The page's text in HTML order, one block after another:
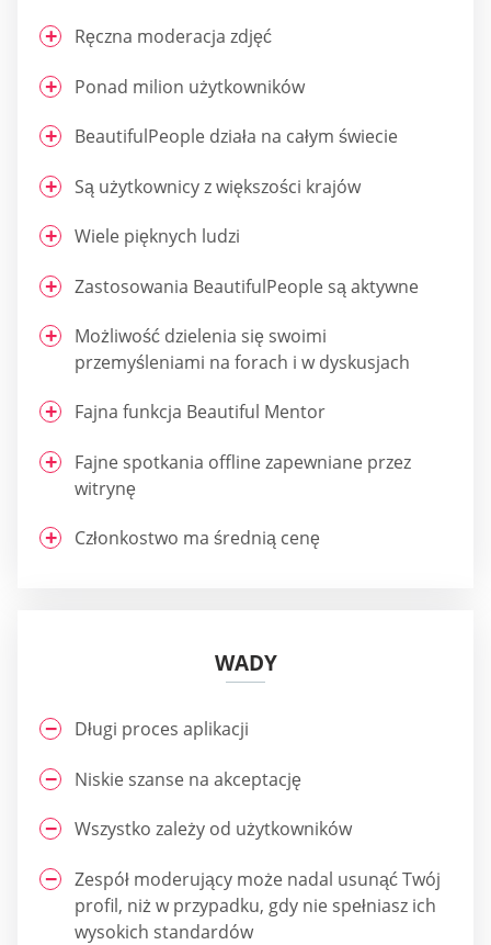
Ręczna moderacja zdjęć
Ponad milion użytkowników
BeautifulPeople działa na całym świecie
Są użytkownicy z większości krajów
Wiele pięknych ludzi
Zastosowania BeautifulPeople są aktywne
Możliwość dzielenia się swoimi
przemyśleniami na forach i w dyskusjach
Fajna funkcja Beautiful Mentor
Fajne spotkania offline zapewniane przez
witrynę
Członkostwo ma średnią cenę
WADY
Długi proces aplikacji
Niskie szanse na akceptację
Wszystko zależy od użytkowników
Zespół moderujący może nadal usunąć Twój
profil, niż w przypadku, gdy nie spełniasz ich
wysokich standardów